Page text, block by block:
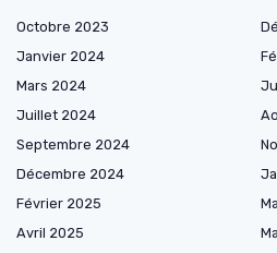
Octobre 2023
Janvier 2024
Mars 2024
Juillet 2024
Septembre 2024
Décembre 2024
Février 2025
Avril 2025